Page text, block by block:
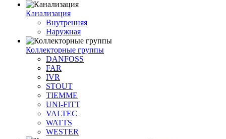
Канализация
Внутренняя
Наружная
Коллекторные группы
DANFOSS
FAR
IVR
STOUT
TIEMME
UNI-FITT
VALTEC
WATTS
WESTER